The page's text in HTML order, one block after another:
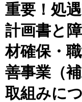
重要！処
計画書と
材確保・
善事業（
取組みに